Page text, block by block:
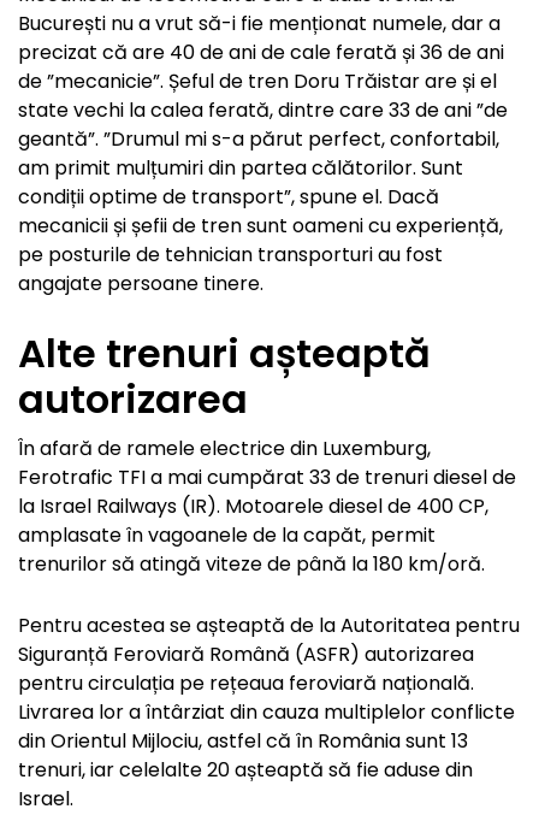
București nu a vrut să-i fie menționat numele, dar a
precizat că are 40 de ani de cale ferată și 36 de ani
de ”mecanicie”. Șeful de tren Doru Trăistar are și el
state vechi la calea ferată, dintre care 33 de ani ”de
geantă”. ”Drumul mi s-a părut perfect, confortabil,
am primit mulțumiri din partea călătorilor. Sunt
condiții optime de transport”, spune el. Dacă
mecanicii și șefii de tren sunt oameni cu experiență,
pe posturile de tehnician transporturi au fost
angajate persoane tinere.
Alte trenuri așteaptă
autorizarea
În afară de ramele electrice din Luxemburg,
Ferotrafic TFI a mai cumpărat 33 de trenuri diesel de
la Israel Railways (IR). Motoarele diesel de 400 CP,
amplasate în vagoanele de la capăt, permit
trenurilor să atingă viteze de până la 180 km/oră.
Pentru acestea se așteaptă de la Autoritatea pentru
Siguranță Feroviară Română (ASFR) autorizarea
pentru circulația pe rețeaua feroviară națională.
Livrarea lor a întârziat din cauza multiplelor conflicte
din Orientul Mijlociu, astfel că în România sunt 13
trenuri, iar celelalte 20 așteaptă să fie aduse din
Israel.